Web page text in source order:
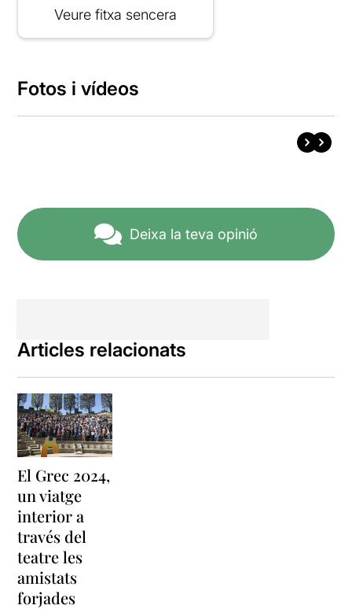
Veure fitxa sencera
Fotos i vídeos
Deixa la teva opinió
Articles relacionats
El Grec 2024,
un viatge
interior a
través del
teatre les
amistats
forjades